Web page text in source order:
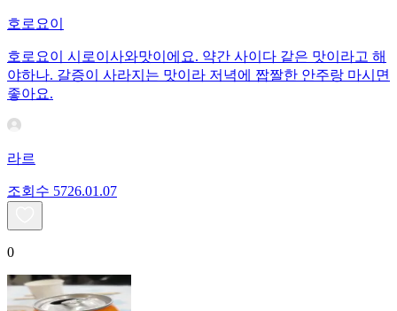
호로요이
호로요이 시로이사와맛이에요. 약간 사이다 같은 맛이라고 해
야하나. 갈증이 사라지는 맛이라 저녁에 짭짤한 안주랑 마시면
좋아요.
라르
조회수 5726.01.07
0